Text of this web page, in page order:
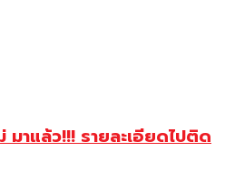
มาแล้ว!!! รายละเอียดไปติด